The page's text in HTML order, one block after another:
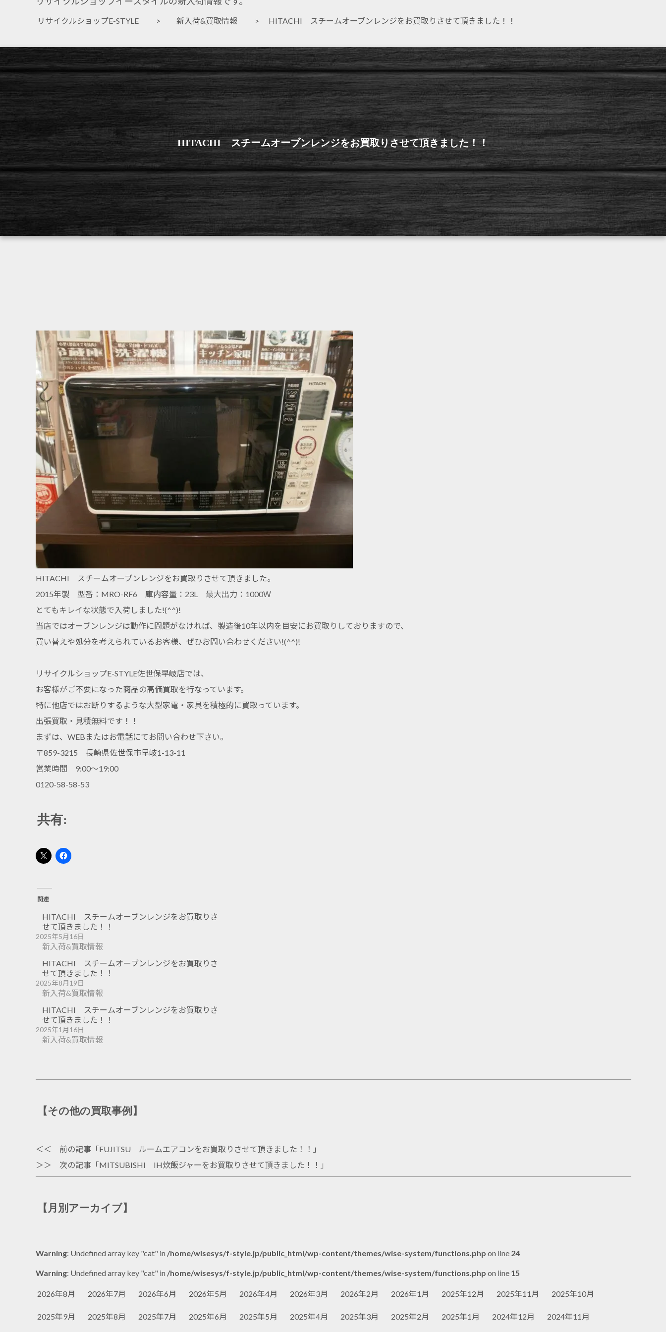
リサイクルショップE-STYLE > 新入荷&買取情報 > HITACHI スチームオーブンレンジをお買取りさせて頂きました！！
HITACHI スチームオーブンレンジをお買取りさせて頂きました！！
HITACHI スチームオーブンレンジをお買取りさせて頂きました。
2015年製 型番：MRO-RF6 庫内容量：23L 最大出力：1000Ｗ
とてもキレイな状態で入荷しました!(^^)!
当店ではオーブンレンジは動作に問題がなければ、製造後10年以内を目安にお買取りしておりますので、
買い替えや処分を考えられているお客様、ぜひお問い合わせください!(^^)!
リサイクルショップE-STYLE佐世保早岐店では、
お客様がご不要になった商品の高価買取を行なっています。
特に他店ではお断りするような大型家電・家具を積極的に買取っています。
出張買取・見積無料です！！
まずは、WEBまたはお電話にてお問い合わせ下さい。
〒859-3215 長崎県佐世保市早岐1-13-11
営業時間 9:00～19:00
0120-58-58-53
共有:
関連
HITACHI スチームオーブンレンジをお買取りさ
せて頂きました！！
2025年5月16日
新入荷&買取情報
HITACHI スチームオーブンレンジをお買取りさ
せて頂きました！！
2025年8月19日
新入荷&買取情報
HITACHI スチームオーブンレンジをお買取りさ
せて頂きました！！
2025年1月16日
新入荷&買取情報
【その他の買取事例】
＜＜ 前の記事「FUJITSU ルームエアコンをお買取りさせて頂きました！！ 」
＞＞ 次の記事「MITSUBISHI IH炊飯ジャーをお買取りさせて頂きました！！ 」
【月別アーカイブ】
Warning: Undefined array key "cat" in /home/wisesys/f-style.jp/public_html/wp-content/themes/wise-system/functions.php on line 24
Warning: Undefined array key "cat" in /home/wisesys/f-style.jp/public_html/wp-content/themes/wise-system/functions.php on line 15
2026年8月 2026年7月 2026年6月 2026年5月 2026年4月 2026年3月 2026年2月 2026年1月 2025年12月 2025年11月 2025年10月
2025年9月 2025年8月 2025年7月 2025年6月 2025年5月 2025年4月 2025年3月 2025年2月 2025年1月 2024年12月 2024年11月